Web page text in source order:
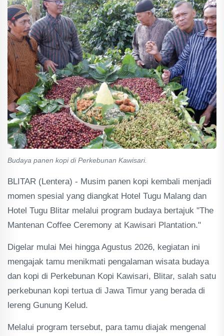
Budaya panen kopi di Perkebunan Kawisari.
BLITAR (Lentera) - Musim panen kopi kembali menjadi
momen spesial yang diangkat Hotel Tugu Malang dan
Hotel Tugu Blitar melalui program budaya bertajuk "The
Mantenan Coffee Ceremony at Kawisari Plantation."
Digelar mulai Mei hingga Agustus 2026, kegiatan ini
mengajak tamu menikmati pengalaman wisata budaya
dan kopi di Perkebunan Kopi Kawisari, Blitar, salah satu
perkebunan kopi tertua di Jawa Timur yang berada di
lereng Gunung Kelud.
Melalui program tersebut, para tamu diajak mengenal